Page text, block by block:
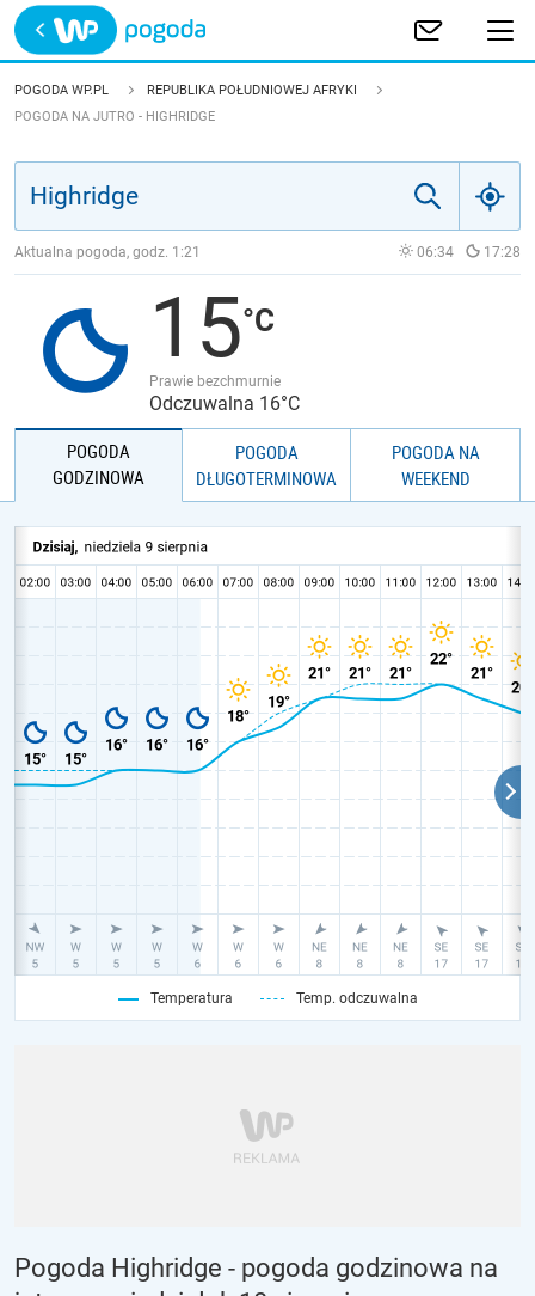
Trwa ładowanie
POLSKA
ŚWIAT
JAKOŚĆ POWIETRZA
POGODA WP.PL
REPUBLIKA POŁUDNIOWEJ AFRYKI
POGODA NA JUTRO - HIGHRIDGE
Aktualna pogoda, godz. 1:21 06:34 17:28
15
Prawie bezchmurnie
Odczuwalna 16°C
POGODA
GODZINOWA
POGODA
DŁUGOTERMINOWA
POGODA NA
WEEKEND
Temperatura Temp. odczuwalna
Pogoda Highridge - pogoda godzinowa na